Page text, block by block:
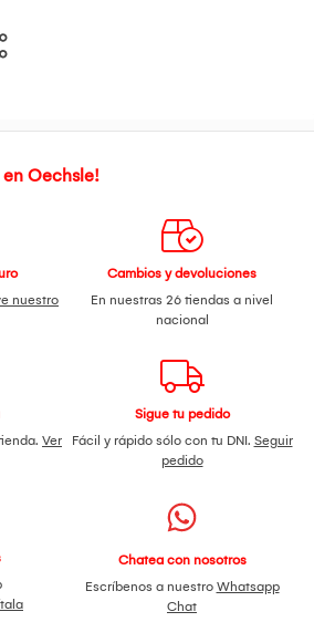
Oechsle!
nuestro
Cambios y devoluciones
En nuestras 26 tiendas a nivel
nacional
Ver
Sigue tu pedido
Fácil y rápido sólo con tu DNI. Seguir
pedido
Chatea con nosotros
Escríbenos a nuestro Whatsapp
Chat